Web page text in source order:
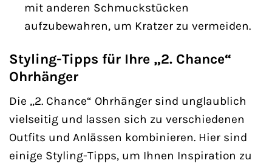
mit anderen Schmuckstücken
aufzubewahren, um Kratzer zu vermeiden.
Styling-Tipps für Ihre „2. Chance“
Ohrhänger
Die „2. Chance“ Ohrhänger sind unglaublich
vielseitig und lassen sich zu verschiedenen
Outfits und Anlässen kombinieren. Hier sind
einige Styling-Tipps, um Ihnen Inspiration zu